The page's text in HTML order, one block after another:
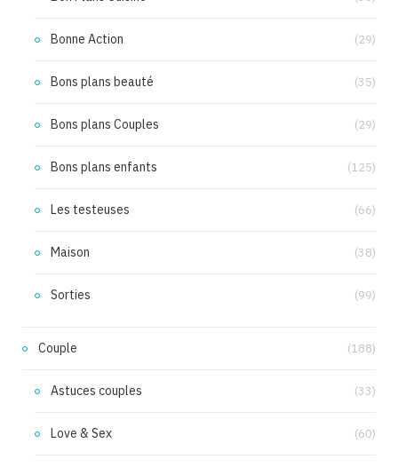
Bonne Action (29)
Bons plans beauté (35)
Bons plans Couples (29)
Bons plans enfants (125)
Les testeuses (66)
Maison (38)
Sorties (99)
Couple (188)
Astuces couples (33)
Love & Sex (60)